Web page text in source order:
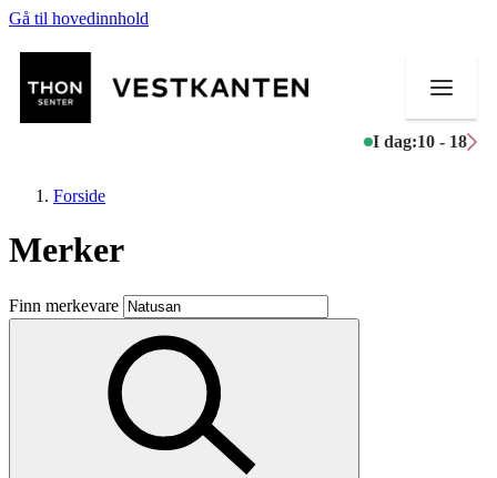
Gå til hovedinnhold
I dag:10 - 18
Butikker
Mat og drikke
Aktiviteter
Forside
Merker
Finn merkevare